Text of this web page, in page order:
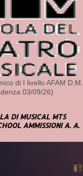
di I livello AFAM D.M.
03/09/26)
DI MUSICAL MTS
AMMISSIONI A. A.